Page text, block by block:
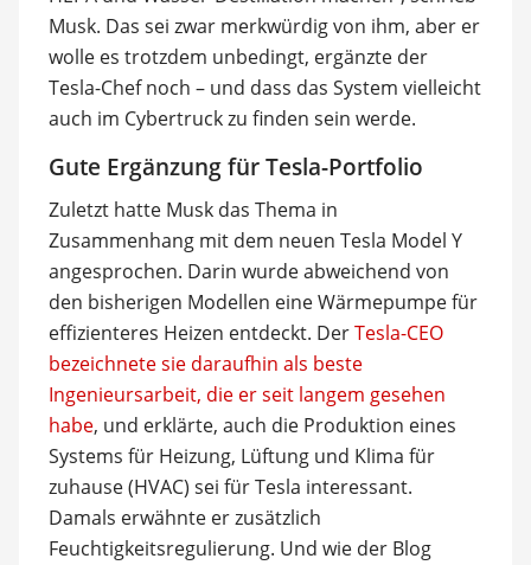
Musk. Das sei zwar merkwürdig von ihm, aber er
wolle es trotzdem unbedingt, ergänzte der
Tesla-Chef noch – und dass das System vielleicht
auch im Cybertruck zu finden sein werde.
Gute Ergänzung für Tesla-Portfolio
Zuletzt hatte Musk das Thema in
Zusammenhang mit dem neuen Tesla Model Y
angesprochen. Darin wurde abweichend von
den bisherigen Modellen eine Wärmepumpe für
effizienteres Heizen entdeckt. DerTesla-CEO
bezeichnete sie daraufhin als beste
Ingenieursarbeit, die er seit langem gesehen
habe, und erklärte, auch die Produktion eines
Systems für Heizung, Lüftung und Klima für
zuhause (HVAC) sei für Tesla interessant.
Damals erwähnte er zusätzlich
Feuchtigkeitsregulierung. Und wie der Blog